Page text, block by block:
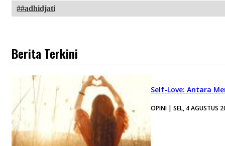
#adhidjati
Berita Terkini
Self-Love: Antara
OPINI | SEL, 4 AGUSTUS